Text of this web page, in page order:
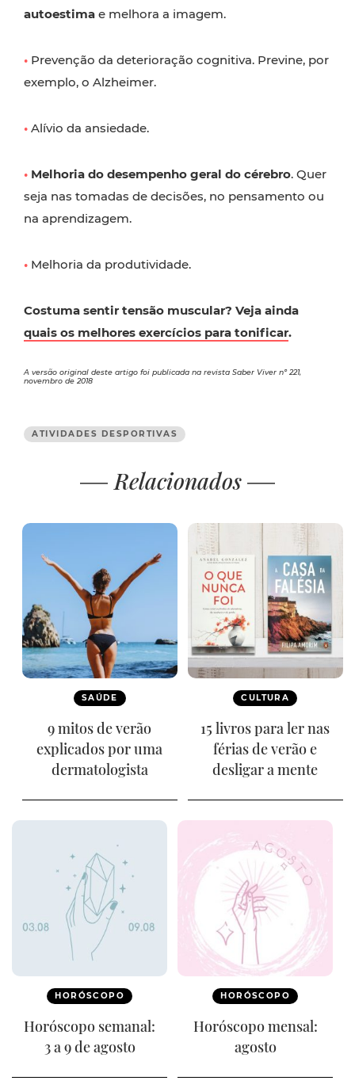
autoestima e melhora a imagem.
• Prevenção da deterioração cognitiva. Previne, por
exemplo, o Alzheimer.
• Alívio da ansiedade.
• Melhoria do desempenho geral do cérebro. Quer
seja nas tomadas de decisões, no pensamento ou
na aprendizagem.
• Melhoria da produtividade.
Costuma sentir tensão muscular? Veja ainda
quais os melhores exercícios para tonificar.
A versão original deste artigo foi publicada na revista Saber Viver nº 221,
novembro de 2018
ATIVIDADES DESPORTIVAS
Relacionados
SAÚDE
9 mitos de verão
explicados por uma
dermatologista
CULTURA
15 livros para ler nas
férias de verão e
desligar a mente
HORÓSCOPO
Horóscopo semanal:
3 a 9 de agosto
HORÓSCOPO
Horóscopo mensal:
agosto